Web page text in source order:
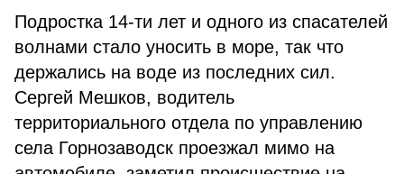
Подростка 14-ти лет и одного из спасателей
волнами стало уносить в море, так что
держались на воде из последних сил.
Сергей Мешков, водитель
территориального отдела по управлению
села Горнозаводск проезжал мимо на